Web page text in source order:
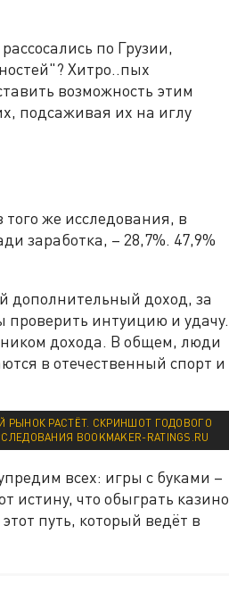
по Грузии,
Хитро..пых
возможность этим
подсаживая их на иглу
же исследования, в
заработка, – 28,7%. 47,9%
дополнительный доход, за
проверить интуицию и удачу.
дохода. В общем, люди
в отечественный спорт и
РЫНОК РАСТЁТ. СКРИНШОТ ГОДОВОГО
BOOKMAKER-RATINGS.RU
всех: игры с буками –
истину, что обыграть казино
путь, который ведёт в